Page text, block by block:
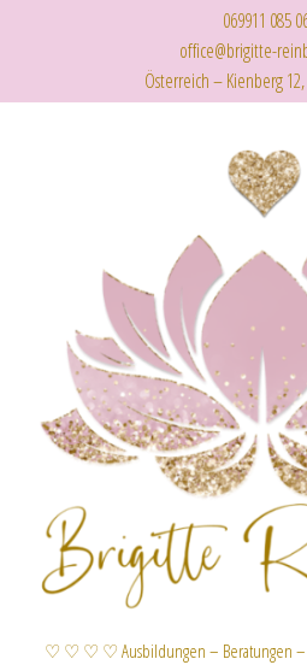
069911 085
office@brigitte-
Österreich – Kienberg
♡ ♡ ♡ ♡ Ausbildungen –